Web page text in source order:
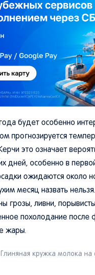
будет особенно
прогнозируется
это означает
дней, особенно в
ожидаются около
месяц назвать
грозы, ливни,
похолодание после
жары.
Глиняная кружка молока на